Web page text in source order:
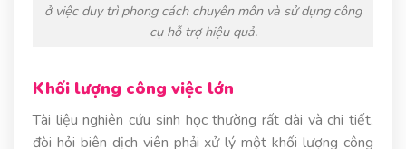
ở việc duy trì phong cách chuyên môn và sử dụng công
cụ hỗ trợ hiệu quả.
Khối lượng công việc lớn
Tài liệu nghiên cứu sinh học thường rất dài và chi tiết,
đòi hỏi biên dịch viên phải xử lý một khối lượng công